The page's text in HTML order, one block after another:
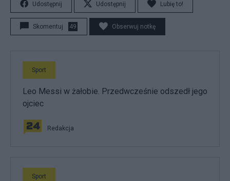
Udostępnij Udostępnij Lubię to!
Skomentuj 49 Obserwuj notkę
Sport
Leo Messi w żałobie. Przedwcześnie odszedł jego
ojciec
Redakcja
Sport